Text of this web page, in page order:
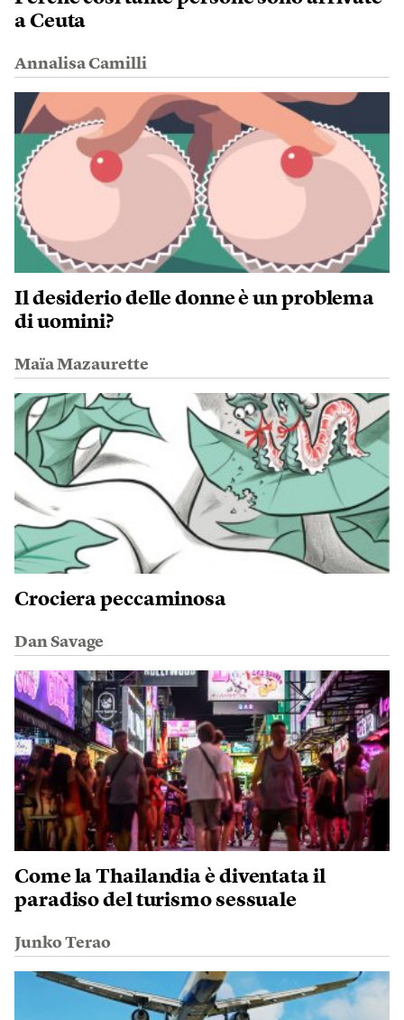
a Ceuta
Annalisa Camilli
Il desiderio delle donne è un problema
di uomini?
Maïa Mazaurette
Crociera peccaminosa
Dan Savage
Come la Thailandia è diventata il
paradiso del turismo sessuale
Junko Terao